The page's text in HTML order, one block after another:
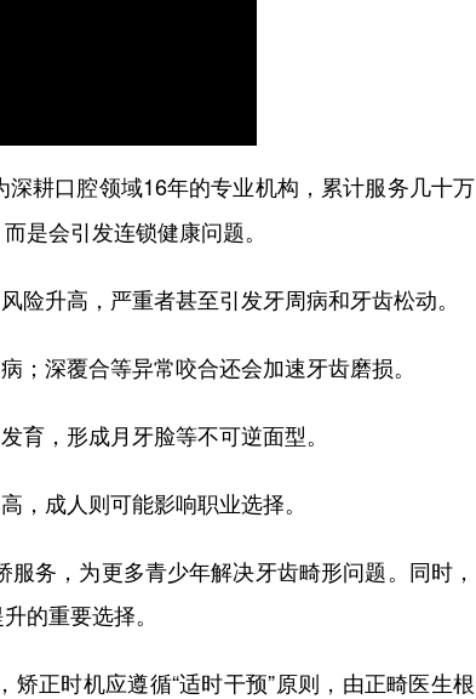
耕口腔领域16年的专业机构，累计服务几十万
是会引发连锁健康问题。
升高，严重者甚至引发牙周病和牙齿松动。
深覆合等异常咬合还会加速牙齿磨损。
，形成月牙脸等不可逆面型。
成人则可能影响职业选择。
务，为更多青少年解决牙齿畸形问题。同时，
的重要选择。
正时机应遵循“适时干预”原则，由正畸医生根